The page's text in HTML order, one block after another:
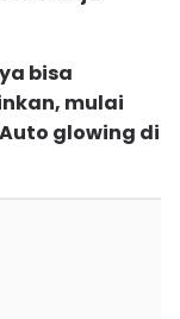
bisa
mulai
glowing di